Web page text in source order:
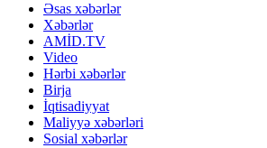
Əsas xəbərlər
Xəbərlər
AMİD.TV
Video
Hərbi xəbərlər
Birja
İqtisadiyyat
Maliyyə xəbərləri
Sosial xəbərlər